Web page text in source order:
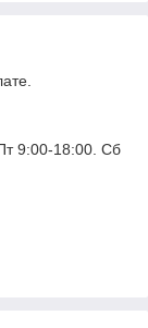
9:00-18:00. Сб